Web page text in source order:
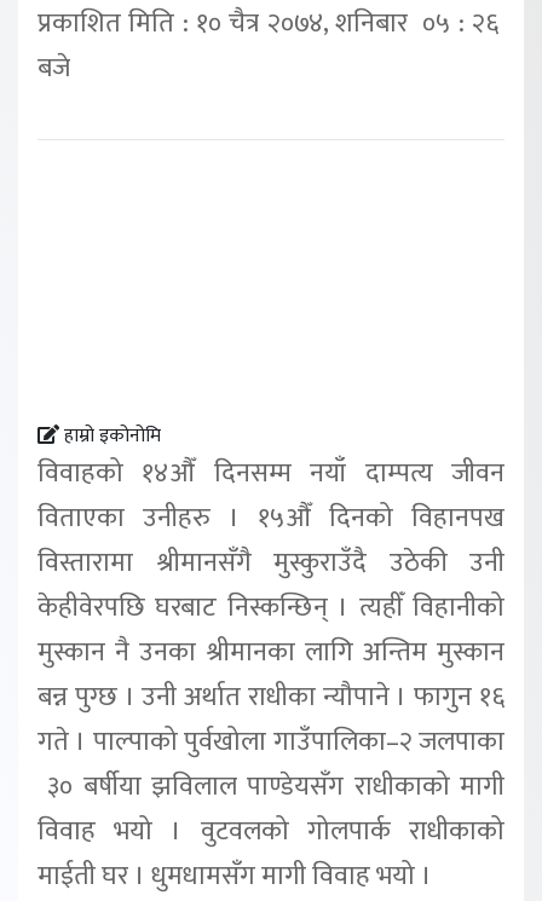
प्रकाशित मिति : १० चैत्र २०७४, शनिबार ०५ : २६
बजे
हाम्रो इकोनोमि
विवाहको १४औँ दिनसम्म नयाँ दाम्पत्य जीवन
विताएका उनीहरु । १५औँ दिनको विहानपख
विस्तारामा श्रीमानसँगै मुस्कुराउँदै उठेकी उनी
केहीवेरपछि घरबाट निस्कन्छिन् । त्यहीँ विहानीको
मुस्कान नै उनका श्रीमानका लागि अन्तिम मुस्कान
बन्न पुग्छ । उनी अर्थात राधीका न्यौपाने । फागुन १६
गते । पाल्पाको पुर्वखोला गाउँपालिका–२ जलपाका
३० बर्षीया झविलाल पाण्डेयसँग राधीकाको मागी
विवाह भयो । वुटवलको गोलपार्क राधीकाको
माईती घर । धुमधामसँग मागी विवाह भयो ।